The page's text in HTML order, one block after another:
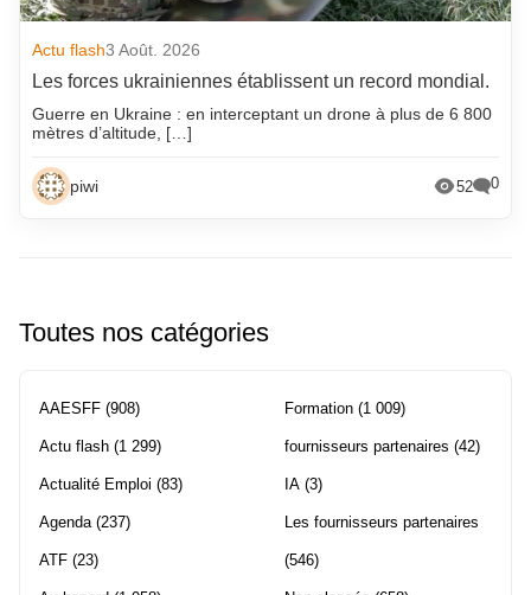
Actu flash3 Août. 2026
Les forces ukrainiennes établissent un record mondial.
Guerre en Ukraine : en interceptant un drone à plus de 6 800
mètres d’altitude, […]
piwi 52 0
Toutes nos catégories
AAESFF (908)
Actu flash (1 299)
Actualité Emploi (83)
Agenda(237)
ATF (23)
Formation (1 009)
fournisseurs partenaires (42)
IA (3)
Les fournisseurs partenaires
(546)